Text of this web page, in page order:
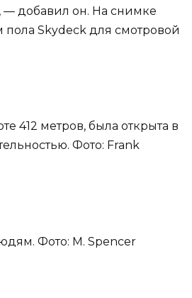
— добавил он. На снимке
Skydeck для смотровой
412 метров, была открыта в
Фото: Frank
Фото: M. Spencer